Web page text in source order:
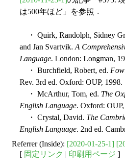
は500年ほど」を参照．
・ Quirk, Randolph, Sidney
and Jan Svartvik. A
Language. London: Longman,
・ Burchfield, Robert, ed.
Rev. 3rd ed. Oxford: OUP, 1998.
・ McArthur, Tom, ed. The
English Language. Oxford:
・ Crystal, David. The
English Language. 2nd ed.
Referrer (Inside): [2020-01-25-1]
[ 固定リンク | 印刷用ページ ]